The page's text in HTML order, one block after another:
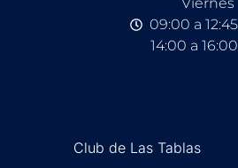
09:00 a
14:00 a
Club de Las Tablas